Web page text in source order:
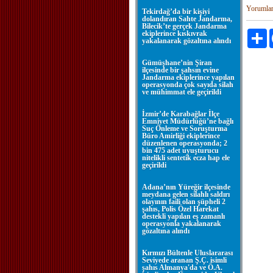
Tekirdağ’da bir kişiyi
dolandıran Sahte Jandarma,
Bilecik’te gerçek Jandarma
ekiplerince kıskıvrak
yakalanarak gözaltına alındı
Gümüşhane’nin Şiran
ilçesinde bir şahsın evine
Jandarma ekiplerince yapılan
operasyonda çok sayıda silah
ve mühimmat ele geçirildi
İzmir’de Karabağlar İlçe
Emniyet Müdürlüğü’ne bağlı
Suç Önleme ve Soruşturma
Büro Amirliği ekiplerince
düzenlenen operasyonda; 2
bin 475 adet uyuşturucu
nitelikli sentetik ecza hap ele
geçirildi
Adana’nın Yüreğir ilçesinde
meydana gelen silahlı saldırı
olayının faili olan şüpheli 2
şahıs, Polis Özel Harekat
destekli yapılan eş zamanlı
operasyonla yakalanarak
gözaltına alındı
Kırmızı Bültenle Uluslararası
Seviyede aranan Ş.Ç. isimli
şahıs Almanya'da ve Ö.A.
Yorumlar